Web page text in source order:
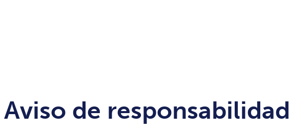
Aviso de responsabilidad